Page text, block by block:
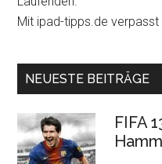
Mit ipad-tipps.de verpasst
NEUESTE BEITRÄGE
FIFA